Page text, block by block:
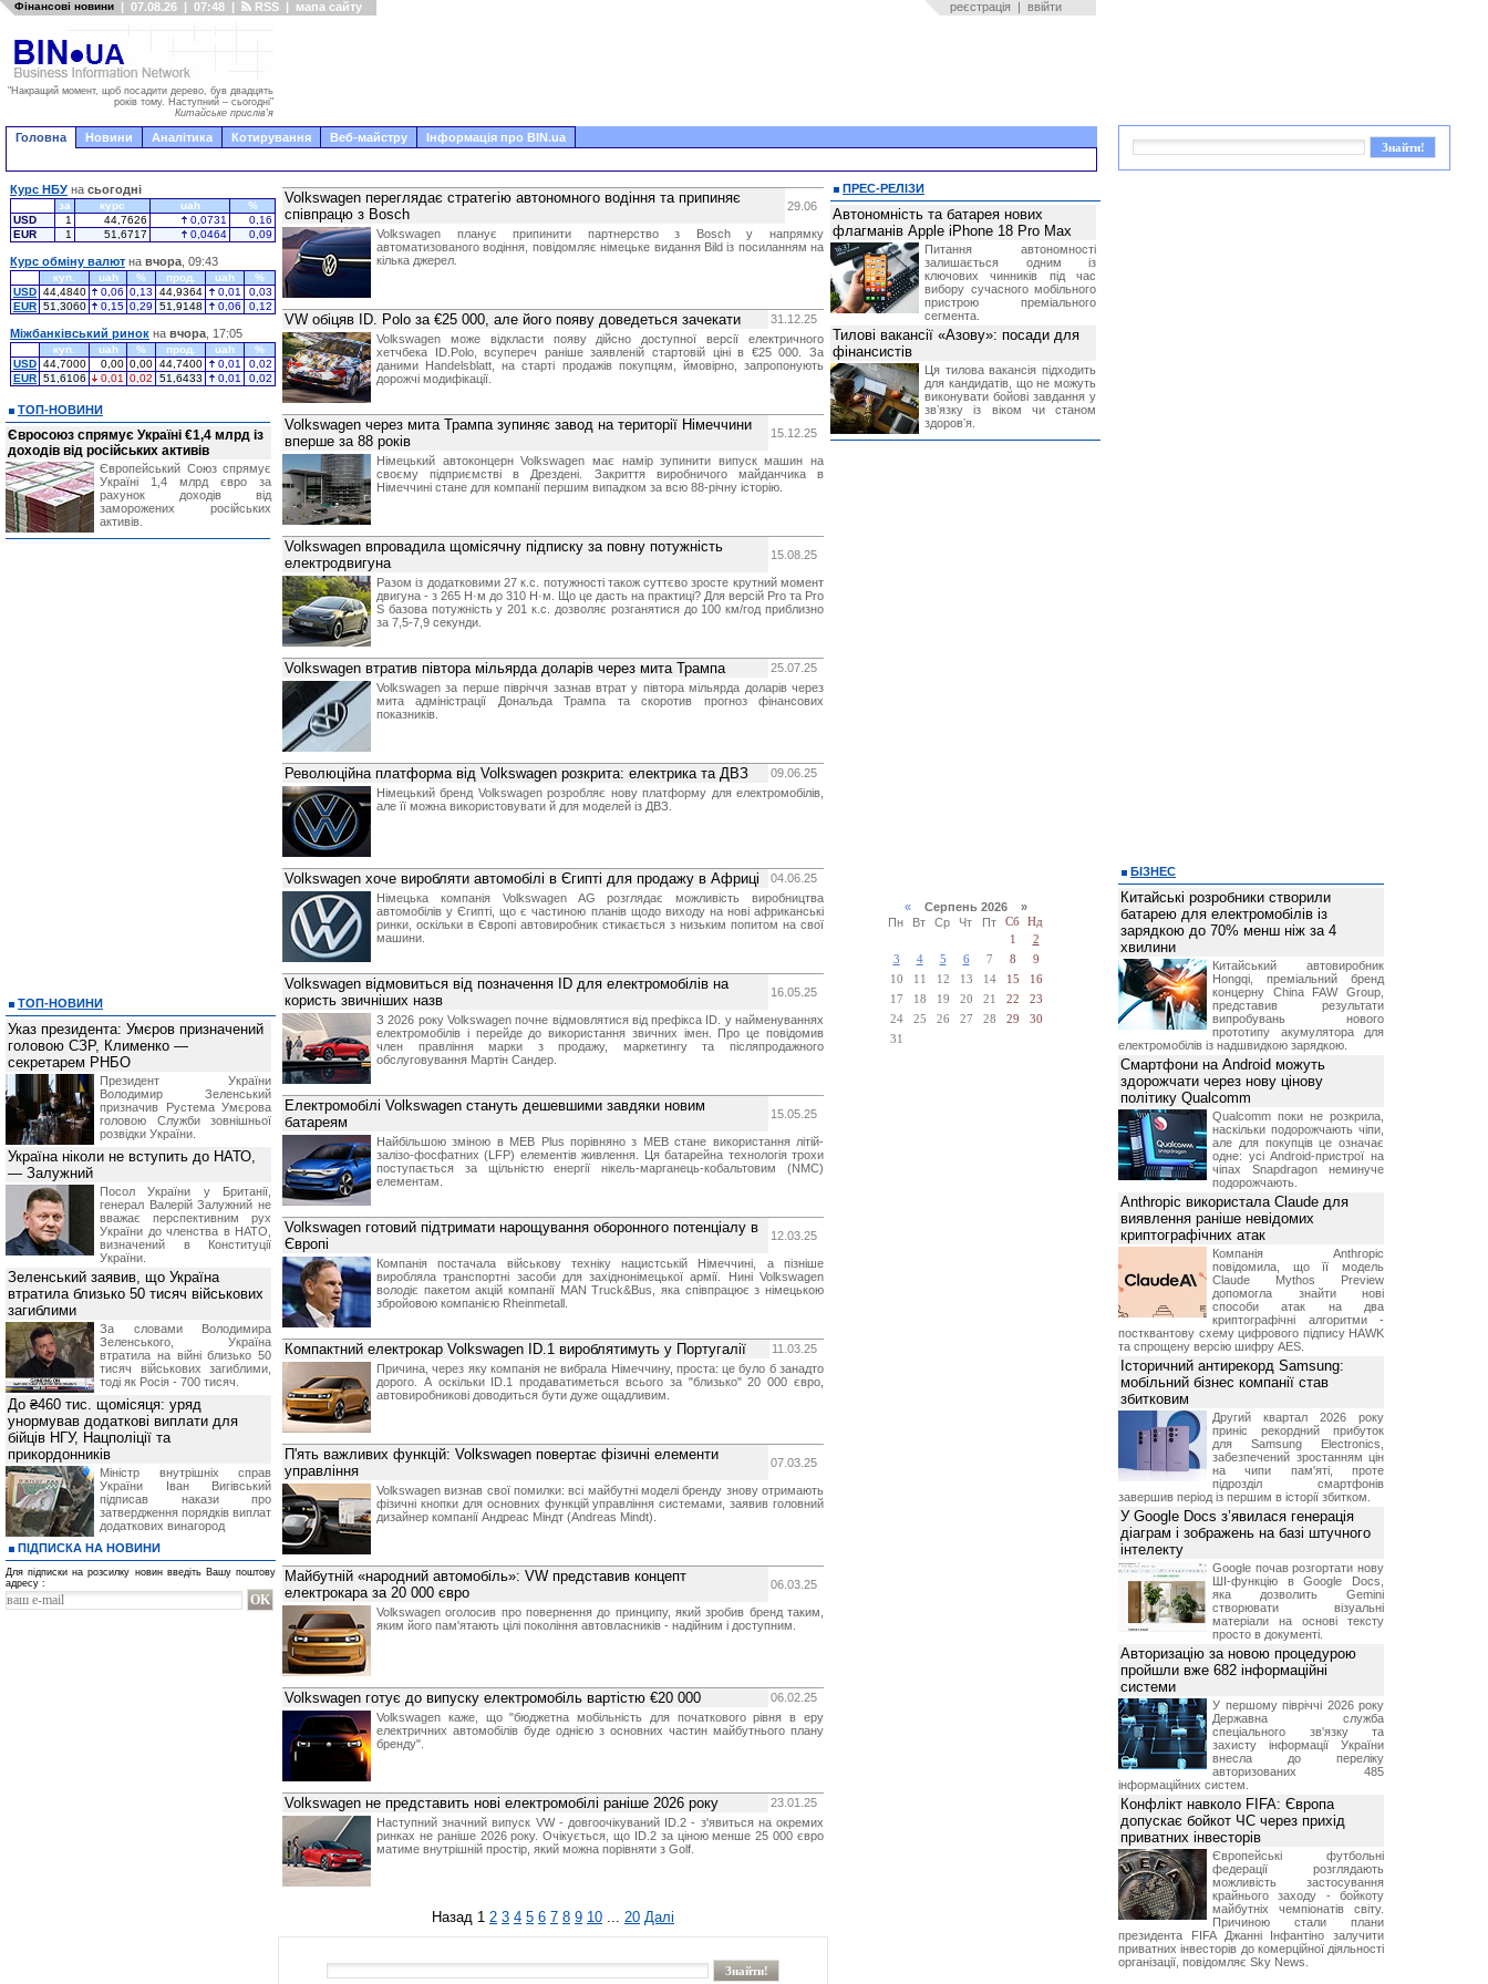
Фінансові новини | 07.08.26 | 07:48 | RSS | мапа сайту реєстрація | ввійти
"Накращий момент, щоб посадити дерево, був двадцять
років тому. Наступний – сьогодні"
Китайське прислів'я
Головна Новини Аналітика Котирування Веб-майстру Інформація про BIN.ua
Volkswagen переглядає стратегію автономного водіння та припиняє
співпрацю з Bosch
29.06
Volkswagen планує припинити партнерство з Bosch у напрямку
автоматизованого водіння, повідомляє німецьке видання Bild із посиланням на
кілька джерел.
VW обіцяв ID. Polo за €25 000, але його появу доведеться зачекати
31.12.25
Volkswagen може відкласти появу дійсно доступної версії електричного
хетчбека ID.Polo, всупереч раніше заявленій стартовій ціні в €25 000. За
даними Handelsblatt, на старті продажів покупцям, ймовірно, запропонують
дорожчі модифікації.
Volkswagen через мита Трампа зупиняє завод на території Німеччини
вперше за 88 років
15.12.25
Німецький автоконцерн Volkswagen має намір зупинити випуск машин на
своєму підприємстві в Дрездені. Закриття виробничого майданчика в
Німеччині стане для компанії першим випадком за всю 88-річну історію.
Volkswagen впровадила щомісячну підписку за повну потужність
електродвигуна
15.08.25
Разом із додатковими 27 к.с. потужності також суттєво зросте крутний момент
двигуна - з 265 Н·м до 310 Н·м. Що це дасть на практиці? Для версій Pro та Pro
S базова потужність у 201 к.с. дозволяє розганятися до 100 км/год приблизно
за 7,5-7,9 секунди.
Volkswagen втратив півтора мільярда доларів через мита Трампа
25.07.25
Volkswagen за перше півріччя зазнав втрат у півтора мільярда доларів через
мита адміністрації Дональда Трампа та скоротив прогноз фінансових
показників.
Революційна платформа від Volkswagen розкрита: електрика та ДВЗ
09.06.25
Німецький бренд Volkswagen розробляє нову платформу для електромобілів,
але її можна використовувати й для моделей із ДВЗ.
Volkswagen хоче виробляти автомобілі в Єгипті для продажу в Африці
04.06.25
Німецька компанія Volkswagen AG розглядає можливість виробництва
автомобілів у Єгипті, що є частиною планів щодо виходу на нові африканські
ринки, оскільки в Європі автовиробник стикається з низьким попитом на свої
машини.
Volkswagen відмовиться від позначення ID для електромобілів на
користь звичніших назв
16.05.25
З 2026 року Volkswagen почне відмовлятися від префікса ID. у найменуваннях
електромобілів і перейде до використання звичних імен. Про це повідомив
член правління марки з продажу, маркетингу та післяпродажного
обслуговування Мартін Сандер.
Електромобілі Volkswagen стануть дешевшими завдяки новим
батареям
15.05.25
Найбільшою зміною в MEB Plus порівняно з MEB стане використання літій-
залізо-фосфатних (LFP) елементів живлення. Ця батарейна технологія трохи
поступається за щільністю енергії нікель-марганець-кобальтовим (NMC)
елементам.
Volkswagen готовий підтримати нарощування оборонного потенціалу в
Європі
12.03.25
Компанія постачала військову техніку нацистській Німеччині, а пізніше
виробляла транспортні засоби для західнонімецької армії. Нині Volkswagen
володіє пакетом акцій компанії MAN Truck&Bus, яка співпрацює з німецькою
збройовою компанією Rheinmetall.
Компактний електрокар Volkswagen ID.1 вироблятимуть у Португалії
11.03.25
Причина, через яку компанія не вибрала Німеччину, проста: це було б занадто
дорого. А оскільки ID.1 продаватиметься всього за "близько" 20 000 євро,
автовиробникові доводиться бути дуже ощадливим.
П'ять важливих функцій: Volkswagen повертає фізичні елементи
управління
07.03.25
Volkswagen визнав свої помилки: всі майбутні моделі бренду знову отримають
фізичні кнопки для основних функцій управління системами, заявив головний
дизайнер компанії Андреас Міндт (Andreas Mindt).
Майбутній «народний автомобіль»: VW представив концепт
електрокара за 20 000 євро
06.03.25
Volkswagen оголосив про повернення до принципу, який зробив бренд таким,
яким його пам'ятають цілі покоління автовласників - надійним і доступним.
Volkswagen готує до випуску електромобіль вартістю €20 000
06.02.25
Volkswagen каже, що "бюджетна мобільність для початкового рівня в еру
електричних автомобілів буде однією з основних частин майбутнього плану
бренду".
Volkswagen не представить нові електромобілі раніше 2026 року
23.01.25
Наступний значний випуск VW - довгоочікуваний ID.2 - з'явиться на окремих
ринках не раніше 2026 року. Очікується, що ID.2 за ціною менше 25 000 євро
матиме внутрішній простір, який можна порівняти з Golf.
Назад 1 2 3 4 5 6 7 8 9 10 ... 20 Далі
Курс НБУ на сьогодні
за курс uah
%
USD
1 44,7626 0,0731
0,16
EUR
1 51,6717 0,0464 0,09
Курс обміну валют на вчора , 09:43
куп. uah % прод. uah
%
USD 44,4840 0,06 0,13 44,9364 0,01
0,03
EUR 51,3060 0,15 0,29 51,9148 0,06 0,12
Міжбанківський ринок на вчора , 17:05
куп. uah % прод. uah
%
USD 44,7000 0,00 0,00 44,7400 0,01
0,02
EUR 51,6106 0,01 0,02 51,6433 0,01 0,02
ТОП-НОВИНИ
Євросоюз спрямує Україні €1,4 млрд із
доходів від російських активів
Європейський Союз спрямує
Україні 1,4 млрд євро за
рахунок доходів від
заморожених російських
активів.
ТОП-НОВИНИ
Указ президента: Умєров призначений
головою СЗР, Клименко —
секретарем РНБО
Президент України
Володимир Зеленський
призначив Pустема Умєрова
головою Служби зовнішньої
розвідки України.
Україна ніколи не вступить до НАТО,
— Залужний
Посол України у Британії,
генерал Валерій Залужний не
вважає перспективним рух
України до членства в НАТО,
визначений в Конституції
України.
Зеленський заявив, що Україна
втратила близько 50 тисяч військових
загиблими
За словами Володимира
Зеленського, Україна
втратила на війні близько 50
тисяч військових загиблими,
тоді як Росія - 700 тисяч.
До ₴460 тис. щомісяця: уряд
унормував додаткові виплати для
бійців НГУ, Нацполіції та
прикордонників
Міністр внутрішніх справ
України Іван Вигівський
підписав накази про
затвердження порядків виплат
додаткових винагород
ПІДПИСКА НА НОВИНИ
Для підписки на розсилку новин введіть Вашу поштову
адресу :
ПРЕС-РЕЛІЗИ
Автономність та батарея нових
флагманів Apple iPhone 18 Pro Max
Питання автономності
залишається одним із
ключових чинників під час
вибору сучасного мобільного
пристрою преміального
сегмента.
Тилові вакансії «Азову»: посади для
фінансистів
Ця тилова вакансія підходить
для кандидатів, що не можуть
виконувати бойові завдання у
звʼязку із віком чи станом
здоровʼя.
«Серпень 2026 »
Пн
Вт Ср Чт Пт Сб
Нд
1
2
3
4 5 6 7 8
9
10
11 12 13 14 15
16
17
18 19 20 21 22
23
24
25 26 27 28 29
30
31
БІЗНЕС
Китайські розробники створили
батарею для електромобілів із
зарядкою до 70% менш ніж за 4
хвилини
Китайський автовиробник
Hongqi, преміальний бренд
концерну China FAW Group,
представив результати
випробувань нового
прототипу акумулятора для
електромобілів із надшвидкою зарядкою.
Смартфони на Android можуть
здорожчати через нову цінову
політику Qualcomm
Qualcomm поки не розкрила,
наскільки подорожчають чіпи,
але для покупців це означає
одне: усі Android-пристрої на
чіпах Snapdragon неминуче
подорожчають.
Anthropic використала Claude для
виявлення раніше невідомих
криптографічних атак
Компанія Anthropic
повідомила, що її модель
Claude Mythos Preview
допомогла знайти нові
способи атак на два
криптографічні алгоритми -
постквантову схему цифрового підпису HAWK
та спрощену версію шифру AES.
Історичний антирекорд Samsung:
мобільний бізнес компанії став
збитковим
Другий квартал 2026 року
приніс рекордний прибуток
для Samsung Electronics,
забезпечений зростанням цін
на чипи пам'яті, проте
підрозділ смартфонів
завершив період із першим в історії збитком.
У Google Docs з’явилася генерація
діаграм і зображень на базі штучного
інтелекту
Google почав розгортати нову
ШІ-функцію в Google Docs,
яка дозволить Gemini
створювати візуальні
матеріали на основі тексту
просто в документі.
Авторизацію за новою процедурою
пройшли вже 682 інформаційні
системи
У першому півріччі 2026 року
Державна служба
спеціального зв'язку та
захисту інформації України
внесла до переліку
авторизованих 485
інформаційних систем.
Конфлікт навколо FIFA: Європа
допускає бойкот ЧС через прихід
приватних інвесторів
Європейські футбольні
федерації розглядають
можливість застосування
крайнього заходу - бойкоту
майбутніх чемпіонатів світу.
Причиною стали плани
президента FIFA Джанні Інфантіно залучити
приватних інвесторів до комерційної діяльності
організації, повідомляє Sky News.